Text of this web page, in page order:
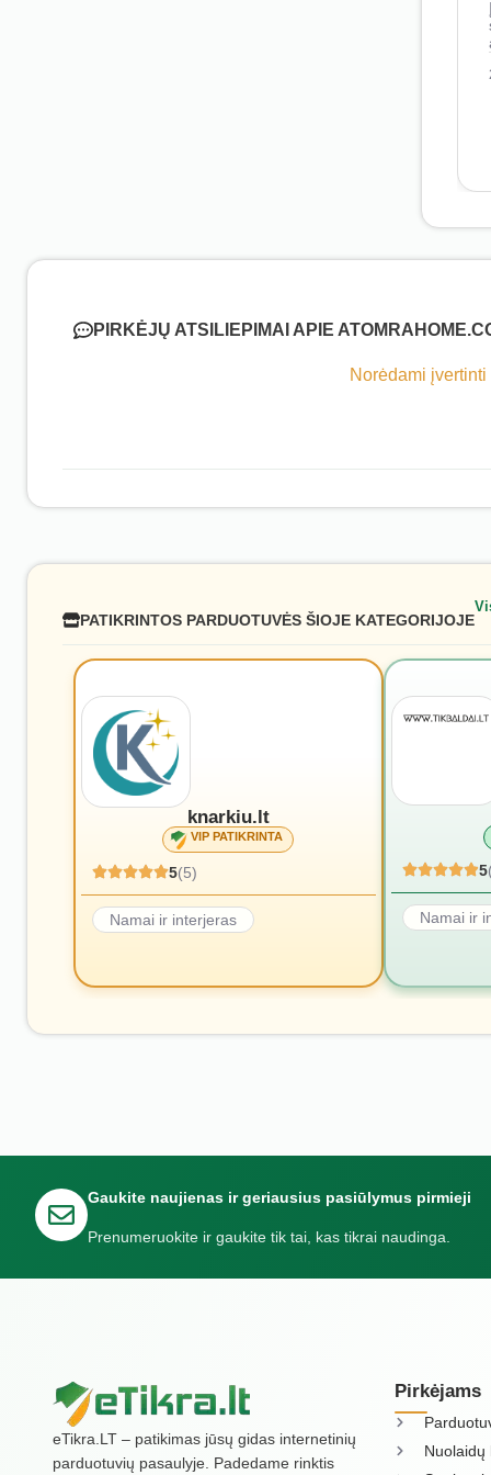
PIRKĖJŲ ATSILIEPIMAI APIE
Norėdami
PATIKRINTOS PARDUOTUVĖS ŠIOJE KATEGORIJOJE
knarkiu.lt
VIP PATIKRINTA
5(5)
Namai ir interjeras
5
Namai ir
Gaukite naujienas ir geriausius pasiūlymus pirmieji
Prenumeruokite ir gaukite tik tai, kas tikrai naudinga.
eTikra.LT – patikimas jūsų gidas internetinių
parduotuvių pasaulyje. Padedame rinktis
Pirkėjams
Nuolaidų